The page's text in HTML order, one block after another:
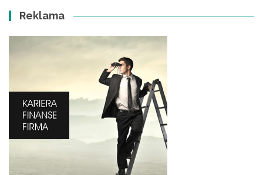
Reklama